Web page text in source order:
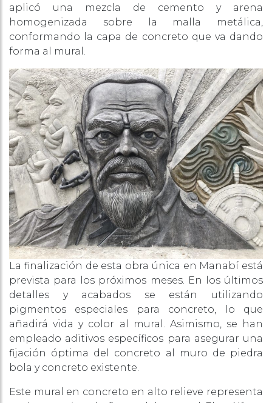
aplicó una mezcla de cemento y arena
homogenizada sobre la malla metálica,
conformando la capa de concreto que va dando
forma al mural.
La finalización de esta obra única en Manabí está
prevista para los próximos meses. En los últimos
detalles y acabados se están utilizando
pigmentos especiales para concreto, lo que
añadirá vida y color al mural. Asimismo, se han
empleado aditivos específicos para asegurar una
fijación óptima del concreto al muro de piedra
bola y concreto existente.
Este mural en concreto en alto relieve representa